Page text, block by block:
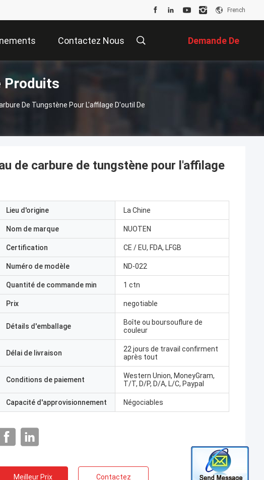
French
Contactez Nous Demande De
Soumission
Produits
De Tungstène Pour L'affilage D'outil De
de carbure de tungstène pour l'affilage
Lieu d'origine La Chine
Nom de marque NUOTEN
Certification CE / EU, FDA, LFGB
Numéro de modèle ND-022
Quantité de commande min 1 ctn
Prix negotiable
Détails d'emballage
Boîte ou boursouflure de
couleur
Délai de livraison
22 jours de travail confirment
après tout
Conditions de paiement
Western Union, MoneyGram,
T/T, D/P, D/A, L/C, Paypal
Capacité d'approvisionnement Négociables
Meilleur Prix Contactez